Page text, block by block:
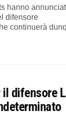
hanno
difensore
continuerà
difensore